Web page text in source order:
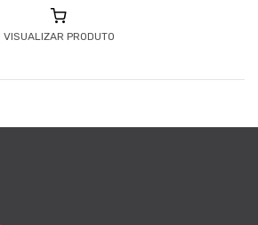
VISUALIZAR PRODUTO